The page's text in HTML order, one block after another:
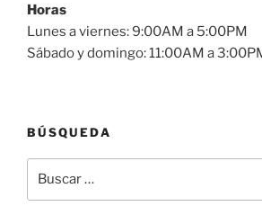
Horas
Lunes a viernes: 9:00AM a 5:00PM
Sábado y domingo: 11:00AM a
BÚSQUEDA
por: